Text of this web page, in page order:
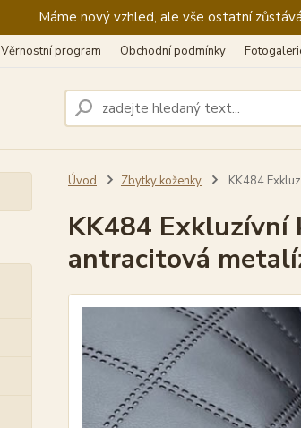
Máme nový vzhled, ale vše ostatní
Věrnostní program Obchodní podmínky
Úvod Zbytky koženky KK484
KK484 Exkluzívní
antracitová